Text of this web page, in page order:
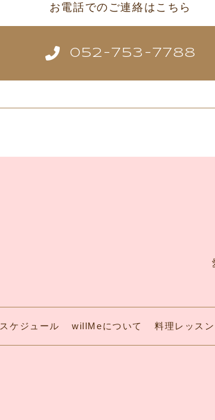
お電話でのご連絡はこちら
052-753-7788
スケジュール willMeについて 料理レッスン